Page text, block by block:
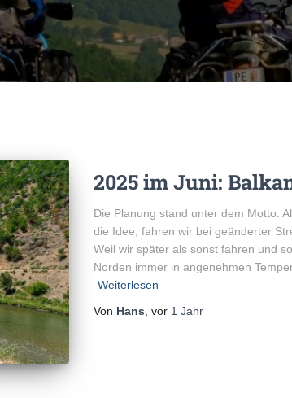
2025 im Juni:
Die Planung stand unter dem Motto:
die Idee, fahren wir bei geänderter
Weil wir später als sonst fahren und
Norden immer in angenehmen
Weiterlesen
Von Hans , vor 1 Jahr